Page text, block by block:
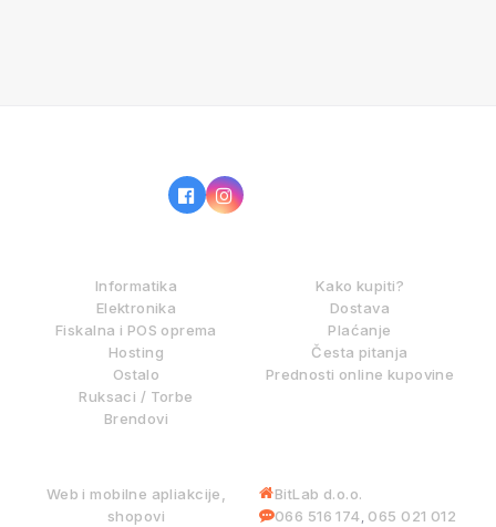
Informatika
Elektronika
Fiskalna i POS oprema
Hosting
Ostalo
Ruksaci / Torbe
Brendovi
Kako kupiti?
Dostava
Plaćanje
Česta pitanja
Prednosti online kupovine
Web i mobilne apliakcije,
shopovi
BitLab d.o.o.
066 516 174, 065 021 012